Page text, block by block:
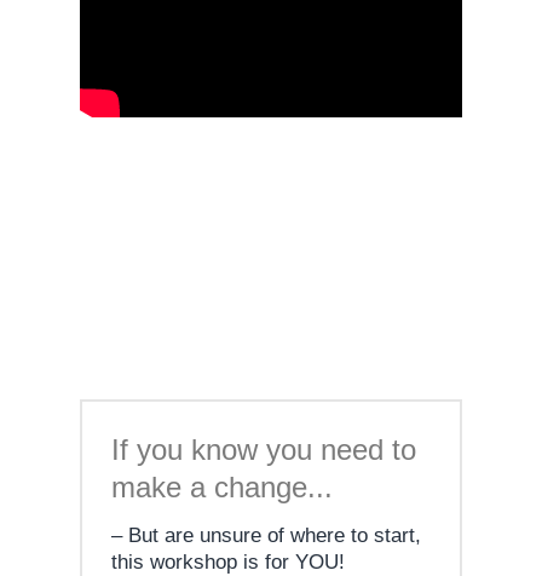
If you know you need to
make a change...
But are unsure of where to start,
this workshop is for YOU!